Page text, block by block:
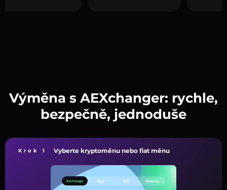
Výměna s AEXchanger: rychle,
bezpečně, jednoduše
Krok 1 Vyberte kryptoměnu nebo fiat měnu